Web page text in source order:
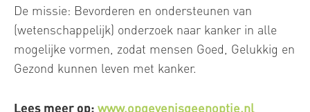
De missie: Bevorderen en ondersteunen van
(wetenschappelijk) onderzoek naar kanker in alle
mogelijke vormen, zodat mensen Goed, Gelukkig en
Gezond kunnen leven met kanker.
Lees meer op: www.opgevenisgeenoptie.nl